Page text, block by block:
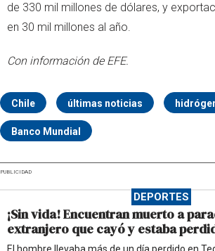
de 330 mil millones de dólares, y
en 30 mil millones al año.
Con información de EFE.
Chile últimas noticias
Banco Mundial
PUBLICIDAD
DEPORTES
¡Sin vida! Encuentran muerto a
extranjero que cayó y estaba